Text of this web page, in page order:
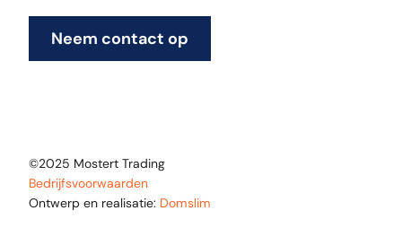
Neem contact op
©2025 Mostert Trading
Bedrijfsvoorwaarden
Ontwerp en realisatie: Domslim